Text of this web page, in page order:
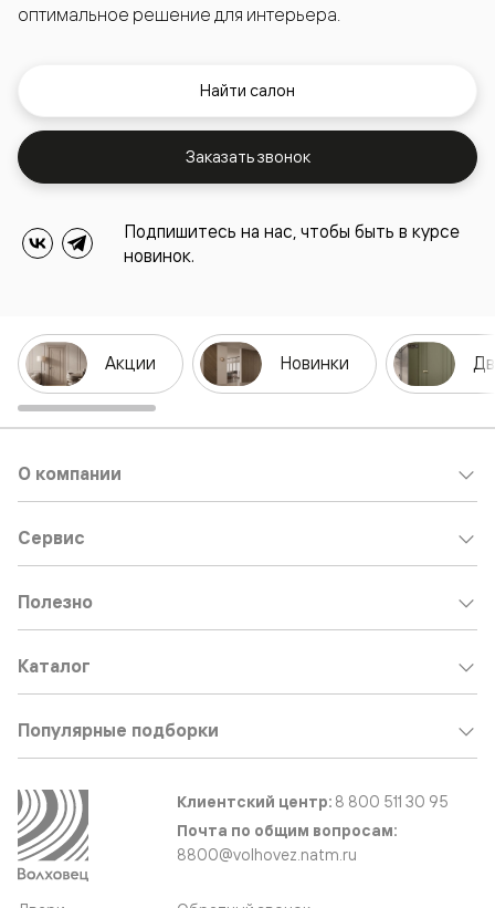
оптимальное решение для интерьера.
Найти салон
Заказать звонок
Подпишитесь на нас, чтобы быть в курсе
новинок.
Акции Новинки
О компании
Сервис
Полезно
Каталог
Популярные подборки
Клиентский центр: 8 800 511 30 95
Почта по общим вопросам:
8800@volhovez.natm.ru